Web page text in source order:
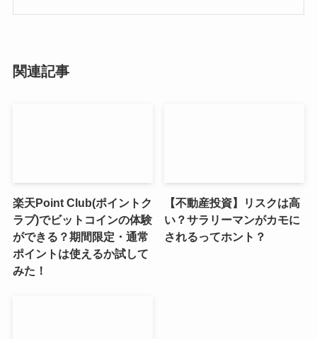
関連記事
楽天Point Club(ポイントク
ラブ)でビットコインの体験
ができる？期間限定・通常
ポイントは使えるか試して
みた！
【不動産投資】リスクは高
い？サラリーマンがカモに
されるってホント？